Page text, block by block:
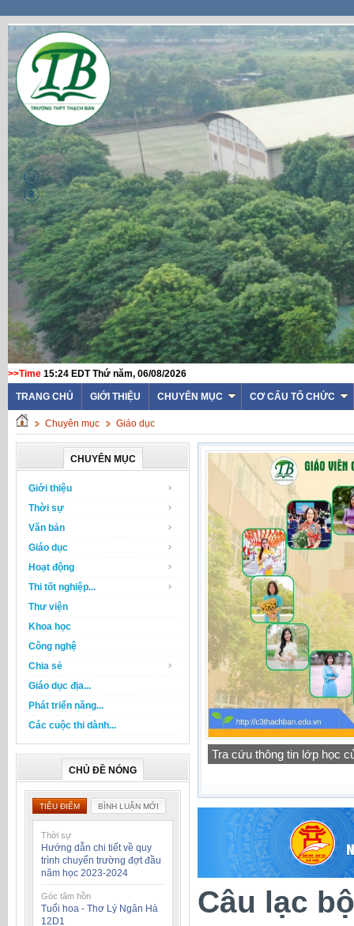
>>Time 15:24 EDT Thứ năm, 06/08/2026
TRANG CHỦ GIỚI THIỆU CHUYÊN MỤC CƠ CẤU TỔ CHỨC
Chuyên mục Giáo dục
CHUYÊN MỤC
Giới thiệu
Thời sự
Văn bản
Giáo dục
Hoạt động
Thi tốt nghiệp...
Thư viện
Khoa học
Công nghệ
Chia sẻ
Giáo dục địa...
Phát triển năng...
Các cuộc thi dành...
CHỦ ĐỀ NÓNG
TIÊU ĐIỂM BÌNH LUẬN MỚI
Thời sự
Hướng dẫn chi tiết về quy
trình chuyển trường đợt đầu
năm học 2023-2024
Góc tâm hồn
Tuổi hoa - Thơ Lý Ngân Hà
12D1
Thông báo lịch tập trung
Câu lạc